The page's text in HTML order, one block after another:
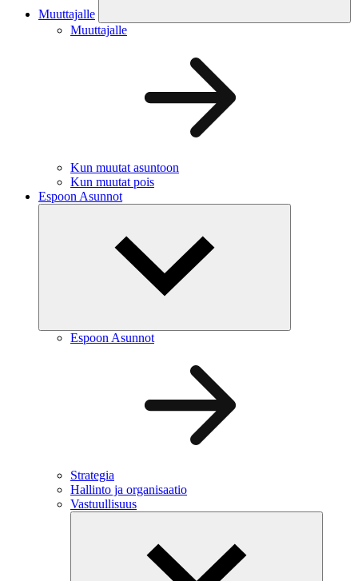
Muuttajalle
Muuttajalle
Kun muutat asuntoon
Kun muutat pois
Espoon Asunnot
Espoon Asunnot
Strategia
Hallinto ja organisaatio
Vastuullisuus